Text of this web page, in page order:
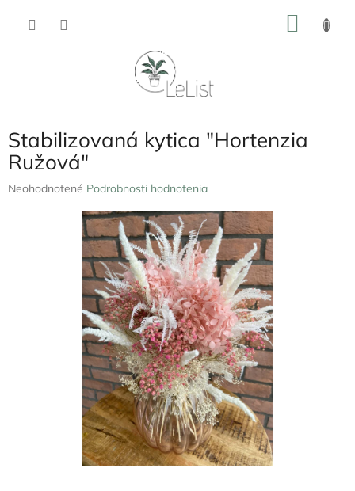
Stabilizovaná kytica "Hortenzia
Ružová"
Priemerné
Neohodnotené Podrobnosti hodnotenia